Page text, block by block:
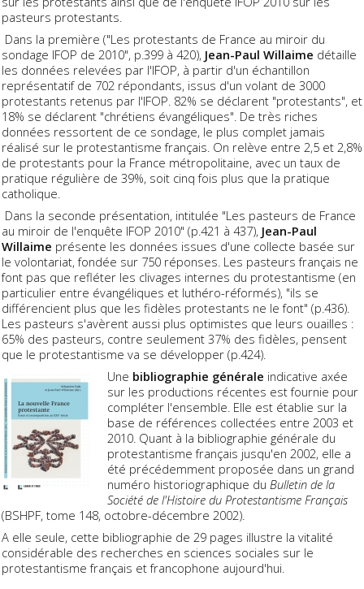
pasteurs protestants.
Dans la première ("Les protestants de France au miroir du
sondage IFOP de 2010", p.399 à 420), Jean-Paul Willaime détaille
les données relevées par l'IFOP, à partir d'un échantillon
représentatif de 702 répondants, issus d'un volant de 3000
protestants retenus par l'IFOP. 82% se déclarent "protestants", et
18% se déclarent "chrétiens évangéliques". De très riches
données ressortent de ce sondage, le plus complet jamais
réalisé sur le protestantisme français. On relève entre 2,5 et 2,8%
de protestants pour la France métropolitaine, avec un taux de
pratique régulière de 39%, soit cinq fois plus que la pratique
catholique.
Dans la seconde présentation, intitulée "Les pasteurs de France
au miroir de l'enquête IFOP 2010" (p.421 à 437), Jean-Paul
Willaime présente les données issues d'une collecte basée sur
le volontariat, fondée sur 750 réponses. Les pasteurs français ne
font pas que refléter les clivages internes du protestantisme (en
particulier entre évangéliques et luthéro-réformés), "ils se
différencient plus que les fidèles protestants ne le font" (p.436).
Les pasteurs s'avèrent aussi plus optimistes que leurs ouailles :
65% des pasteurs, contre seulement 37% des fidèles, pensent
que le protestantisme va se développer (p.424).
Une bibliographie générale indicative axée
sur les productions récentes est fournie pour
compléter l'ensemble. Elle est établie sur la
base de références collectées entre 2003 et
2010. Quant à la bibliographie générale du
protestantisme français jusqu'en 2002, elle a
été précédemment proposée dans un grand
numéro historiographique duBulletin de la
Société de l'Histoire du Protestantisme Français
(BSHPF, tome 148, octobre-décembre 2002).
A elle seule, cette bibliographie de 29 pages illustre la vitalité
considérable des recherches en sciences sociales sur le
protestantisme français et francophone aujourd'hui.